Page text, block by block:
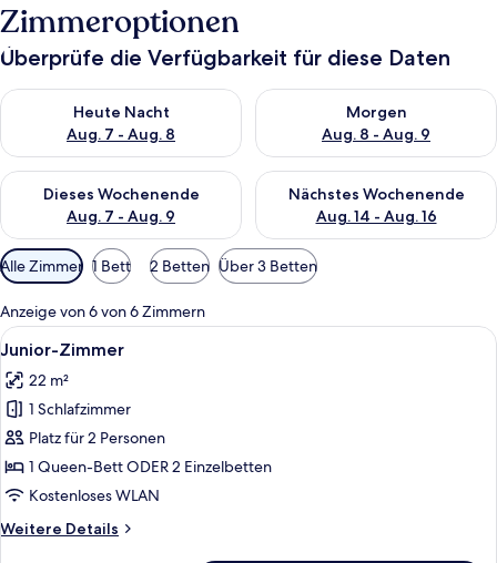
Zimmeroptionen
Überprüfe die Verfügbarkeit für diese Daten
Heute Nacht
Aug. 7 - Aug. 8
Überprüfe die Verfügbarkeit für heute Nacht, Aug. 7 - Aug. 8.
Morgen
Aug. 8 - Aug. 9
Überprüfe die Verfügbarkeit
Dieses Wochenende
Aug. 7 - Aug. 9
Überprüfe die Verfügbarkeit für dieses Wochenende, Aug. 7
Nächstes Wochenende
Aug. 14 - Aug. 16
Überprüfe die Verfügbarkeit
Verfügbare
Filter
für
Zimmer
Alle Zimmer 1 Bett 2 Betten Über 3 Betten
Anzeige von 6 von 6 Zimmern
Alle
Fotos
für
Junior-
Zimmer
anzeigen
Ein Schlafzimmer mit einer
4
Junior-Zimmer
22 m²
1 Schlafzimmer
Platz für 2 Personen
1 Queen-Bett ODER 2 Einzelbetten
Kostenloses WLAN
Weitere Details
Weitere